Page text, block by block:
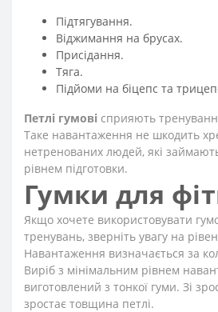
Підтягування.
Віджимання на брусах.
Присідання.
Тяга.
Підйоми на біцепс та
Петлі гумові сприяють
Таке навантаження не шкодить
нетренованих людей, які
рівнем підготовки.
Гумки для
Якщо хочете використовувати
тренувань, зверніть увагу на
Навантаження визначається за
Виріб з мінімальним рівнем
виготовлений з тонкої гуми. Зі
зростає товщина петлі.